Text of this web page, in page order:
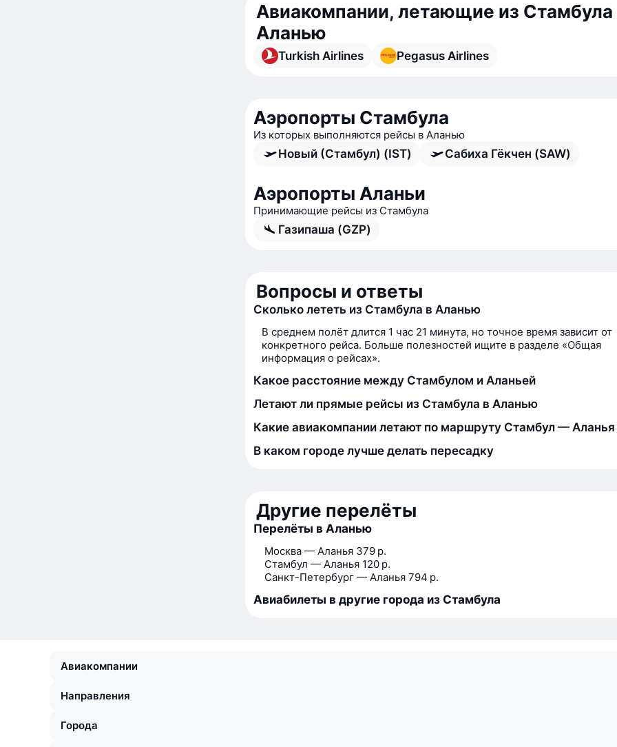
Авиакомпании, летающие из Стамбула
Аланью
Turkish Airlines Pegasus Airlines
Аэропорты Стамбула
Из которых выполняются рейсы в Аланью
Новый (Стамбул) (IST) Сабиха Гёкчен (SAW)
Аэропорты Аланьи
Принимающие рейсы из Стамбула
Газипаша (GZP)
Вопросы и ответы
Сколько лететь из Стамбула в Аланью
В среднем полёт длится 1 час 21 минута, но точное время зависит от
конкретного рейса. Больше полезностей ищите в разделе «Общая
информация о рейсах».
Какое расстояние между Стамбулом и Аланьей
Летают ли прямые рейсы из Стамбула в Аланью
Какие авиакомпании летают по маршруту Стамбул — Аланья
В каком городе лучше делать пересадку
Другие перелёты
Перелёты в Аланью
Москва — Аланья 379 р.
Стамбул — Аланья 120 р.
Санкт-Петербург — Аланья 794 р.
Авиабилеты в другие города из Стамбула
Авиакомпании
Направления
Города